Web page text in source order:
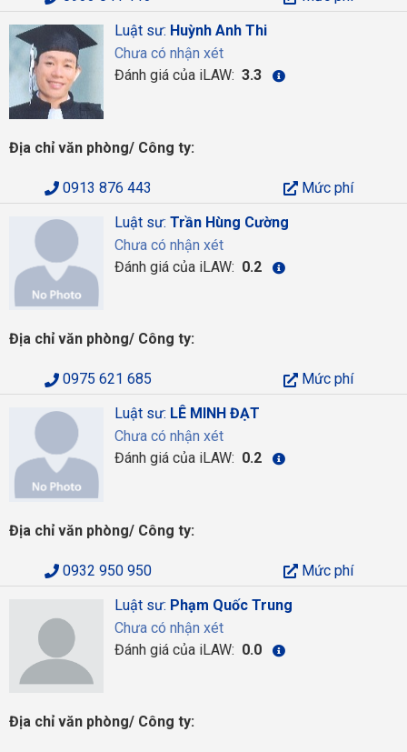
Luật sư: Huỳnh Anh Thi
Chưa có nhận xét
Đánh giá của iLAW: 3.3
Địa chỉ văn phòng/ Công ty:
0913 876 443
Mức phí
Luật sư: Trần Hùng Cường
Chưa có nhận xét
Đánh giá của iLAW: 0.2
Địa chỉ văn phòng/ Công ty:
0975 621 685
Mức phí
Luật sư: LÊ MINH ĐẠT
Chưa có nhận xét
Đánh giá của iLAW: 0.2
Địa chỉ văn phòng/ Công ty:
0932 950 950
Mức phí
Luật sư: Phạm Quốc Trung
Chưa có nhận xét
Đánh giá của iLAW: 0.0
Địa chỉ văn phòng/ Công ty: